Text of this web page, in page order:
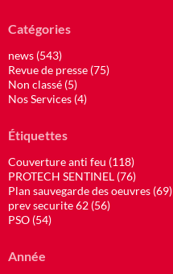
Catégories
news (543)
Revue de presse (75)
Non classé (5)
Nos Services (4)
Étiquettes
Couverture anti feu (118)
PROTECH SENTINEL (76)
Plan sauvegarde des oeuvres (69)
prev securite 62 (56)
PSO (54)
Année